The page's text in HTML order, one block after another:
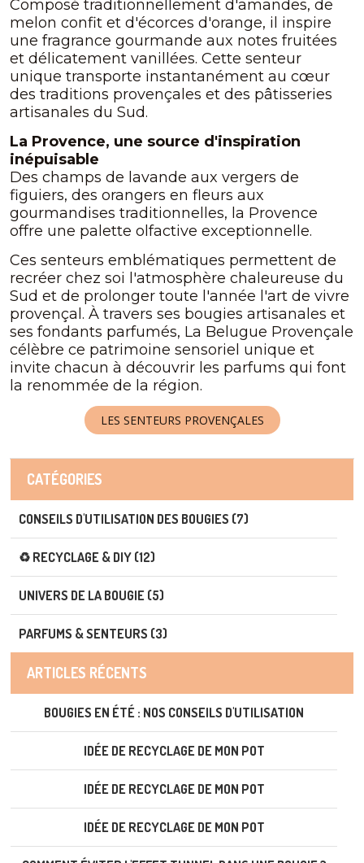
Composé traditionnellement d'amandes, de
melon confit et d'écorces d'orange, il inspire
une fragrance gourmande aux notes fruitées
et délicatement vanillées. Cette senteur
unique transporte instantanément au cœur
des traditions provençales et des pâtisseries
artisanales du Sud.
La Provence, une source d'inspiration
inépuisable
Des champs de lavande aux vergers de
figuiers, des orangers en fleurs aux
gourmandises traditionnelles, la Provence
offre une palette olfactive exceptionnelle.
Ces senteurs emblématiques permettent de
recréer chez soi l'atmosphère chaleureuse du
Sud et de prolonger toute l'année l'art de vivre
provençal. À travers ses bougies artisanales et
ses fondants parfumés, La Belugue Provençale
célèbre ce patrimoine sensoriel unique et
invite chacun à découvrir les parfums qui font
la renommée de la région.
LES SENTEURS PROVENÇALES
CATÉGORIES
CONSEILS D'UTILISATION DES BOUGIES (7)
♻️ RECYCLAGE & DIY (12)
UNIVERS DE LA BOUGIE (5)
PARFUMS & SENTEURS (3)
ARTICLES RÉCENTS
BOUGIES EN ÉTÉ : NOS CONSEILS D'UTILISATION
IDÉE DE RECYCLAGE DE MON POT
IDÉE DE RECYCLAGE DE MON POT
IDÉE DE RECYCLAGE DE MON POT